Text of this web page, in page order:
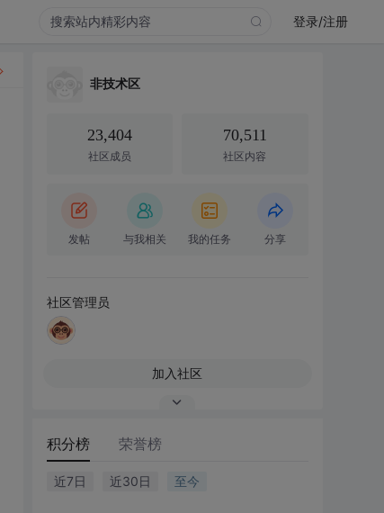
登录/注册
非技术区
23,404
社区成员
70,511
社区内容
发帖 与我相关 我的任务 分享
社区管理员
加入社区
积分榜 荣誉榜
近7日 近30日 至今